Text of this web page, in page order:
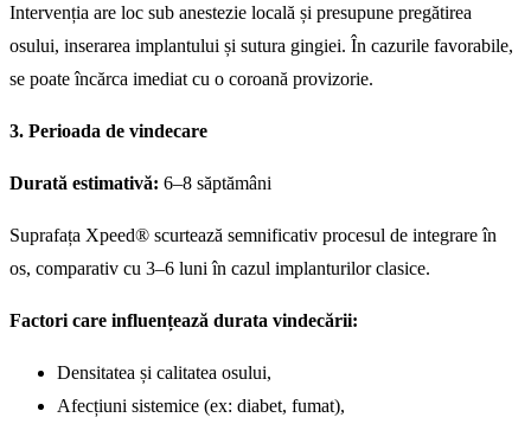
Intervenția are loc sub anestezie locală și presupune pregătirea
osului, inserarea implantului și sutura gingiei. În cazurile favorabile,
se poate încărca imediat cu o coroană provizorie.
3. Perioada de vindecare
Durată estimativă: 6–8 săptămâni
Suprafața Xpeed® scurtează semnificativ procesul de integrare în
os, comparativ cu 3–6 luni în cazul implanturilor clasice.
Factori care influențează durata vindecării:
Densitatea și calitatea osului,
Afecțiuni sistemice (ex: diabet, fumat),